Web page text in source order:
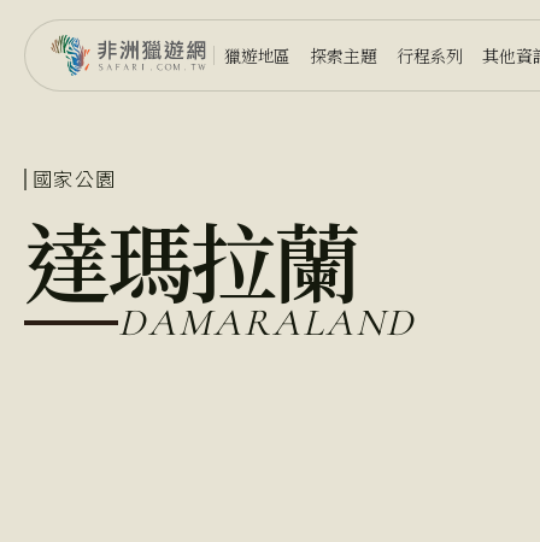
獵遊地區 探索主題 行程系列 其他資
國家公園
達瑪拉蘭
DAMARALAND